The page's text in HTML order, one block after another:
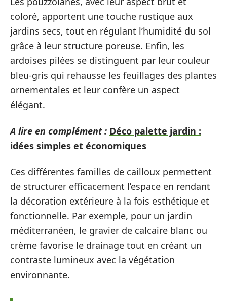
coloré, apportent une touche rustique aux
jardins secs, tout en régulant l’humidité du sol
grâce à leur structure poreuse. Enfin, les
ardoises pilées se distinguent par leur couleur
bleu-gris qui rehausse les feuillages des plantes
ornementales et leur confère un aspect
élégant.
A lire en complément : Déco palette jardin :
idées simples et économiques
Ces différentes familles de cailloux permettent
de structurer efficacement l’espace en rendant
la décoration extérieure à la fois esthétique et
fonctionnelle. Par exemple, pour un jardin
méditerranéen, le gravier de calcaire blanc ou
crème favorise le drainage tout en créant un
contraste lumineux avec la végétation
environnante.